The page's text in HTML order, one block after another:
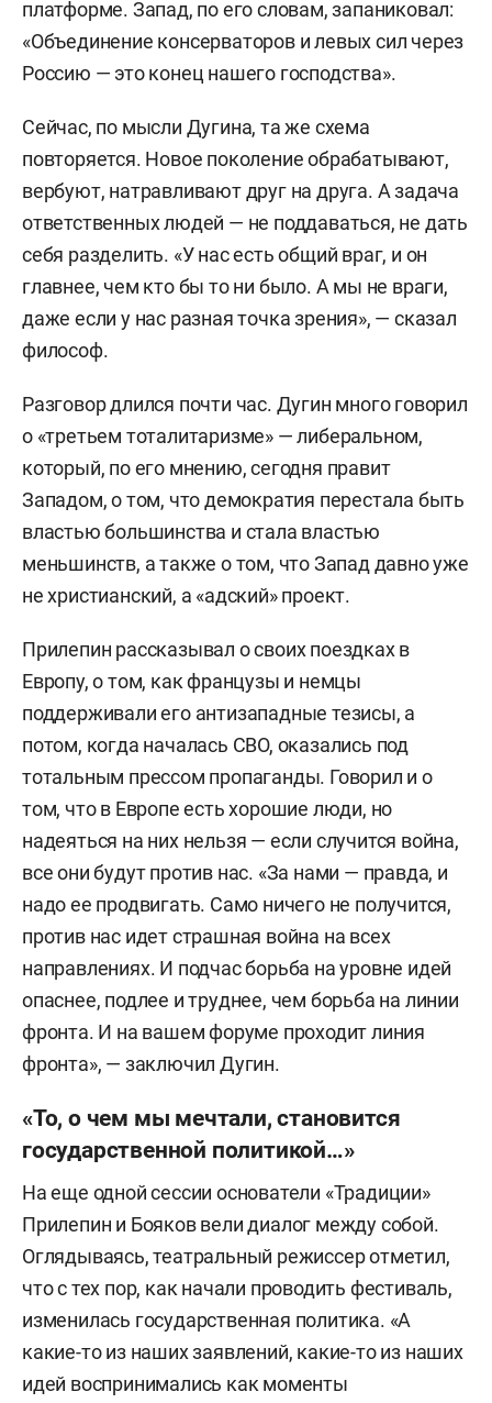
платформе. Запад, по его словам, запаниковал:
«Объединение консерваторов и левых сил через
Россию — это конец нашего господства».
Сейчас, по мысли Дугина, та же схема
повторяется. Новое поколение обрабатывают,
вербуют, натравливают друг на друга. А задача
ответственных людей — не поддаваться, не дать
себя разделить. «У нас есть общий враг, и он
главнее, чем кто бы то ни было. А мы не враги,
даже если у нас разная точка зрения», — сказал
философ.
Разговор длился почти час. Дугин много говорил
о «третьем тоталитаризме» — либеральном,
который, по его мнению, сегодня правит
Западом, о том, что демократия перестала быть
властью большинства и стала властью
меньшинств, а также о том, что Запад давно уже
не христианский, а «адский» проект.
Прилепин рассказывал о своих поездках в
Европу, о том, как французы и немцы
поддерживали его антизападные тезисы, а
потом, когда началась СВО, оказались под
тотальным прессом пропаганды. Говорил и о
том, что в Европе есть хорошие люди, но
надеяться на них нельзя — если случится война,
все они будут против нас. «За нами — правда, и
надо ее продвигать. Само ничего не получится,
против нас идет страшная война на всех
направлениях. И подчас борьба на уровне идей
опаснее, подлее и труднее, чем борьба на линии
фронта. И на вашем форуме проходит линия
фронта», — заключил Дугин.
«То, о чем мы мечтали, становится
государственной политикой…»
На еще одной сессии основатели «Традиции»
Прилепин и Бояков вели диалог между собой.
Оглядываясь, театральный режиссер отметил,
что с тех пор, как начали проводить фестиваль,
изменилась государственная политика. «А
какие-то из наших заявлений, какие-то из наших
идей воспринимались как моменты